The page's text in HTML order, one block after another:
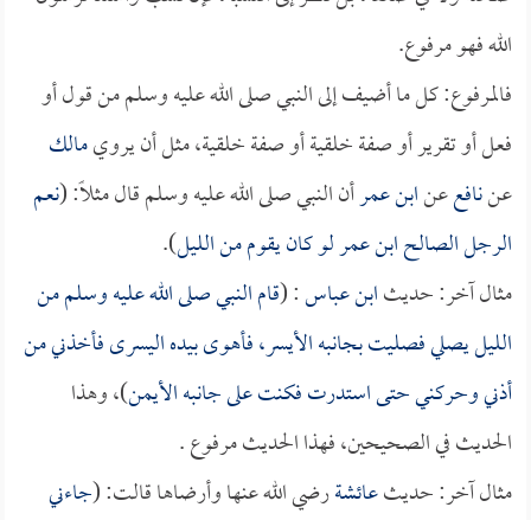
الله فهو مرفوع.
فالمرفوع: كل ما أضيف إلى النبي صلى الله عليه وسلم من قول أو
فعل أو تقرير أو صفة خلقية أو صفة خلقية، مثل أن يرويمالك
عننافععنابن عمرأن النبي صلى الله عليه وسلم قال مثلاً: (نعم
الرجل الصالحابن عمرلو كان يقوم من الليل).
مثال آخر: حديثابن عباس: (قام النبي صلى الله عليه وسلم من
الليل يصلي فصليت بجانبه الأيسر، فأهوى بيده اليسرى فأخذني من
أذني وحركني حتى استدرت فكنت على جانبه الأيمن)، وهذا
الحديث في الصحيحين، فهذا الحديث مرفوع .
مثال آخر: حديثعائشةرضي الله عنها وأرضاها قالت: (جاءني